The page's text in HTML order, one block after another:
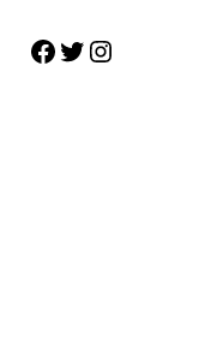
Facebook Twitter Instagram